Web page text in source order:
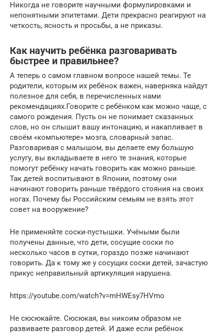
Никогда не говорите научными формулировками и
непонятными эпитетами. Дети прекрасно реагируют на
четкость, ясность и просьбы, а не приказы.
Как научить ребёнка разговаривать
быстрее и правильнее?
А теперь о самом главном вопросе нашей темы. Те
родители, которым их ребёнок важен, наверняка найдут
полезное для себя, в перечисленных нами
рекомендациях.Говорите с ребёнком как можно чаще, с
самого рождения. Пусть он не понимает сказанных
слов, но он слышит вашу интонацию, и накапливает в
своём «компьютере» мозга, словарный запас.
Разговаривая с малышом, вы делаете ему большую
услугу, вы вкладываете в него те знания, которые
помогут ребёнку начать говорить как можно раньше.
Так детей воспитывают в Японии, поэтому они
начинают говорить раньше твёрдого стояния на своих
ногах. Почему бы Российским семьям не взять этот
совет на вооружение?
Не применяйте соски-пустышки. Учёными были
получены данные, что дети, сосущие соски по
несколько часов в сутки, гораздо позже начинают
говорить. Да к тому же у сосущих соски детей, зачастую
прикус неправильный артикуляция нарушена.
https://youtube.com/watch?v=mHWEsy7HVmo
Не сюсюкайте. Сюсюкая, вы никоим образом не
развиваете разговор детей. И даже если ребёнок